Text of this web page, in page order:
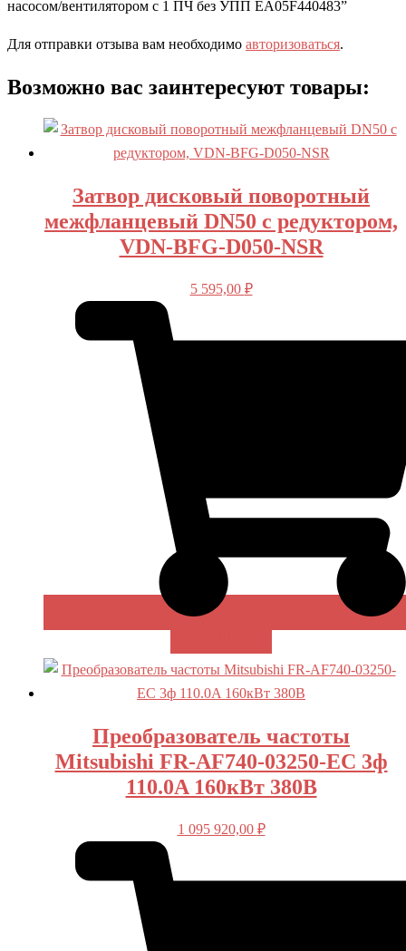
насосом/вентилятором с 1 ПЧ без УПП EA05F440483”
Для отправки отзыва вам необходимо авторизоваться.
Возможно вас заинтересуют товары:
Затвор дисковый поворотный
межфланцевый DN50 с редуктором,
VDN-BFG-D050-NSR
5 595,00 ₽
Преобразователь частоты
Mitsubishi FR-AF740-03250-EC 3ф
110.0A 160кВт 380В
1 095 920,00 ₽